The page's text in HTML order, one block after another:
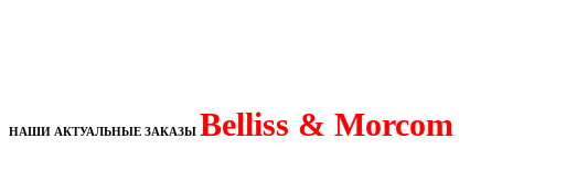
НАШИ АКТУАЛЬНЫЕ ЗАКАЗЫ Belliss & Morcom